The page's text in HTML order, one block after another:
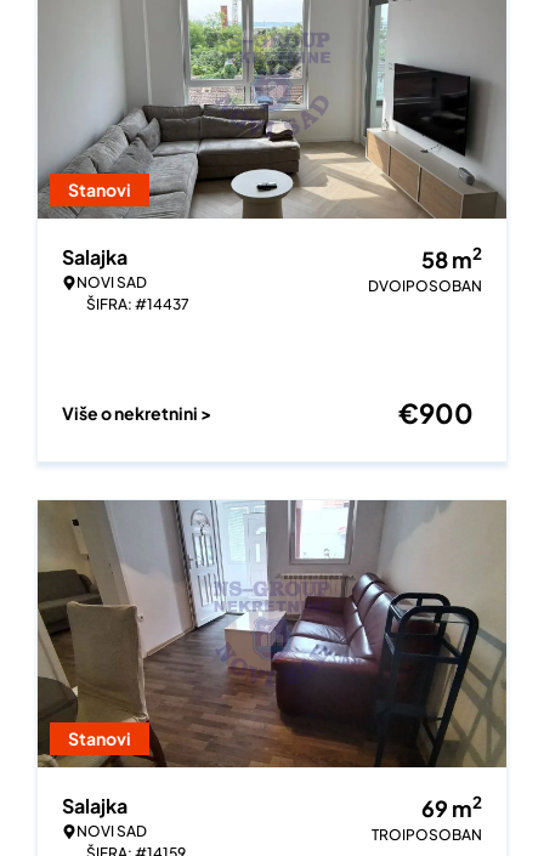
Stanovi
Salajka
NOVI SAD
ŠIFRA: #14437
58m2
DVOIPOSOBAN
Više o nekretnini > €900
Stanovi
Salajka
NOVI SAD
69 m2
TROIPOSOBAN